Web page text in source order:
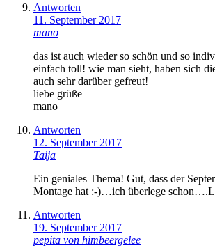
Antworten
11. September 2017
mano
das ist auch wieder so schön und so
einfach toll! wie man sieht, haben sich
auch sehr darüber gefreut!
liebe grüße
mano
Antworten
12. September 2017
Taija
Ein geniales Thema! Gut, dass der
Montage hat :-)…ich überlege
Antworten
19. September 2017
pepita von himbeergelee